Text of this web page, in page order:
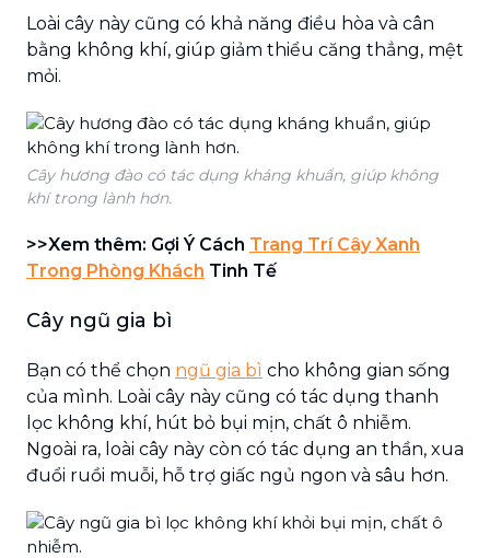
Loài cây này cũng có khả năng điều hòa và cân
bằng không khí, giúp giảm thiểu căng thẳng, mệt
mỏi.
Cây hương đào có tác dụng kháng khuẩn, giúp không
khí trong lành hơn.
>>Xem thêm: Gợi Ý Cách Trang Trí Cây Xanh
Trong Phòng Khách Tinh Tế
Cây ngũ gia bì
Bạn có thể chọn ngũ gia bì cho không gian sống
của mình. Loài cây này cũng có tác dụng thanh
lọc không khí, hút bỏ bụi mịn, chất ô nhiễm.
Ngoài ra, loài cây này còn có tác dụng an thần, xua
đuổi ruồi muỗi, hỗ trợ giấc ngủ ngon và sâu hơn.